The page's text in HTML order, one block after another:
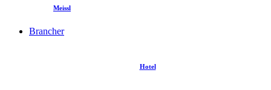
Meissl
Brancher
Hotel